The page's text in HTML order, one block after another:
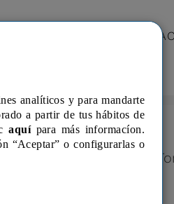
Camí de la
analí­ticos y para mandarte
a partir de tus hábitos de
aquípara más informacíon.
“Aceptar” o configurarlas o